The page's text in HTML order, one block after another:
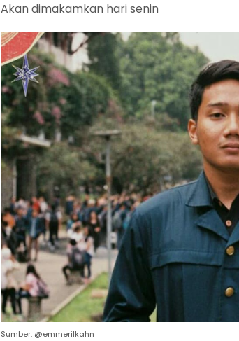
Akan dimakamkan hari senin
Sumber: @emmerilkahn